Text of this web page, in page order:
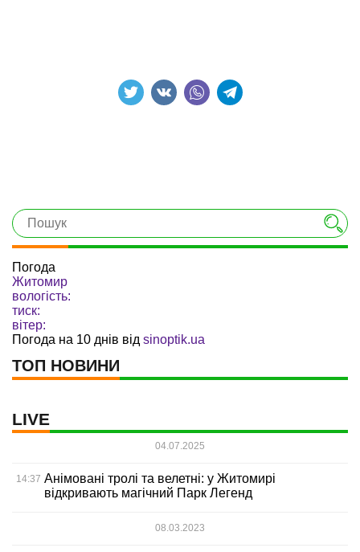
Погода
Житомир
вологість:
тиск:
вітер:
Погода на 10 днів від sinoptik.ua
ТОП НОВИНИ
LIVE
04.07.2025
14:37 Анімовані тролі та велетні: у Житомирі
відкривають магічний Парк Легенд
08.03.2023